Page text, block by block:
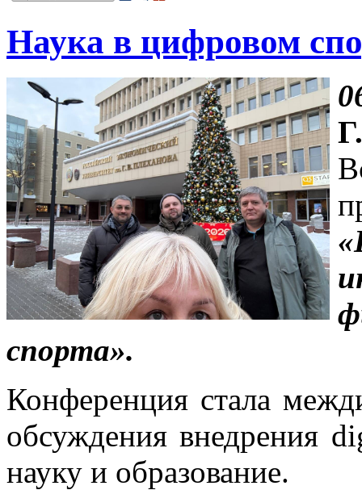
Наука в цифровом
спорта».
Конференция стала
обсуждения внедрения
науку и образование.